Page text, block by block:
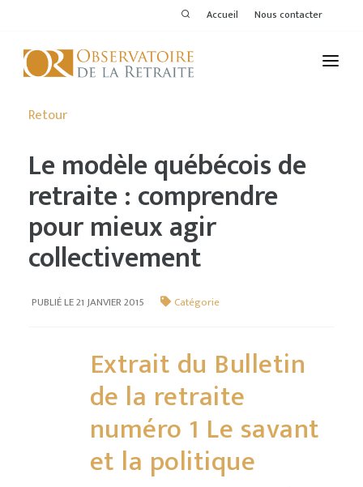
Accueil Nous contacter
ACTIVITÉS
MEMBRES
Retour
Le modèle québécois de
retraite : comprendre
pour mieux agir
collectivement
PUBLIÉ LE 21 JANVIER 2015 Catégorie
Extrait du Bulletin
de la retraite
numéro 1 Le savant
et la politique